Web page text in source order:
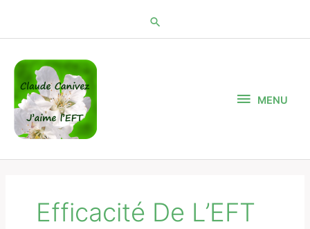
contenu
MENU
Efficacité De L’EFT